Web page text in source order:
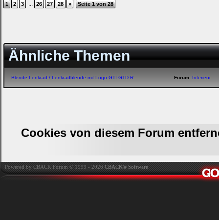
1 2 3 ... 26 27 28 » Seite 1 von 28
Ähnliche Themen
Blende Lenkrad / Lenkradblende mit Logo GTI GTD R Forum: Interieur
Cookies von diesem Forum
Powered by CBACK Forum © 1999 - 2026CBACK® Software